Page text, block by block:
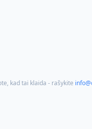
kad tai klaida - rašykite